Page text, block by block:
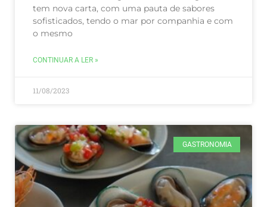
tem nova carta, com uma pauta de sabores
sofisticados, tendo o mar por companhia e com
o mesmo
CONTINUAR A LER »
11/08/2023
GASTRONOMIA